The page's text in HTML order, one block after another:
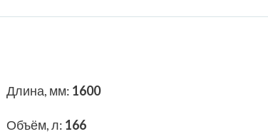
Длина, мм: 1600
Объём, л: 166